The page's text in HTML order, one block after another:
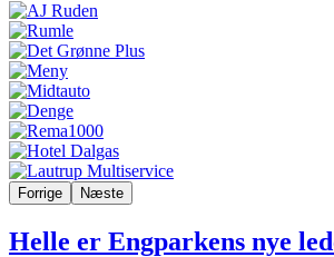
Forrige Næste
Helle er Engparkens nye